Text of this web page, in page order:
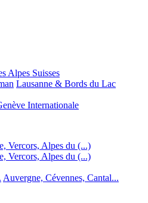
Alpes Suisses
Lausanne & Bords du Lac
Internationale
Vercors, Alpes du (...)
Vercors, Alpes du (...)
Auvergne, Cévennes, Cantal...